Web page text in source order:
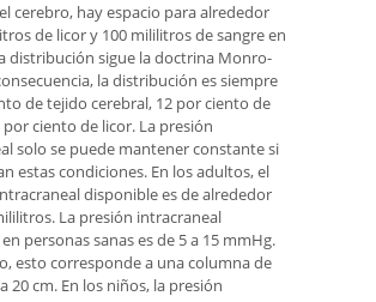
cerebro, hay espacio para alrededor
de licor y 100 mililitros de sangre en
distribución sigue la doctrina Monro-
la distribución es siempre
de tejido cerebral, 12 por ciento de
por ciento de licor. La presión
solo se puede mantener constante si
estas condiciones. En los adultos, el
disponible es de alrededor
La presión intracraneal
personas sanas es de 5 a 15 mmHg.
esto corresponde a una columna de
20 cm. En los niños, la presión